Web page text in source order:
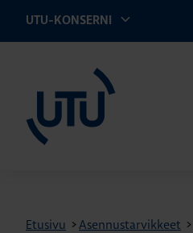
UTU-KONSERNI
Etusivu >Asennustarvikkeet >